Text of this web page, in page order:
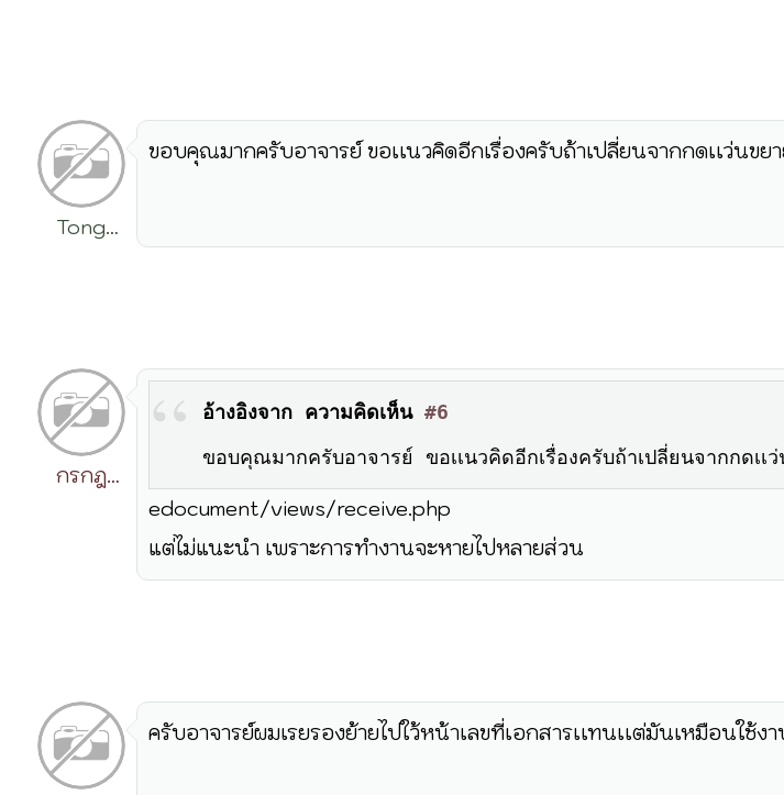
Tong
ขอบคุณมากครับอาจารย์ ขอเเนวคิดอีกเรื่องครับถ้าเปลี่ยนจากกดเเว่นข
กรกฎ
อ้างอิงจาก ความคิดเห็น #6
ขอบคุณมากครับอาจารย์ ขอเเนวคิดอีกเรื่องครับถ้าเปลี่ยนจากกดเ
edocument/views/receive.php
แต่ไม่แนะนำ เพราะการทำงานจะหายไปหลายส่วน
ครับอาจารย์ผมเรยรองย้ายไปใว้หน้าเลขที่เอกสารเเทนเเต่มันเหมือนใช้